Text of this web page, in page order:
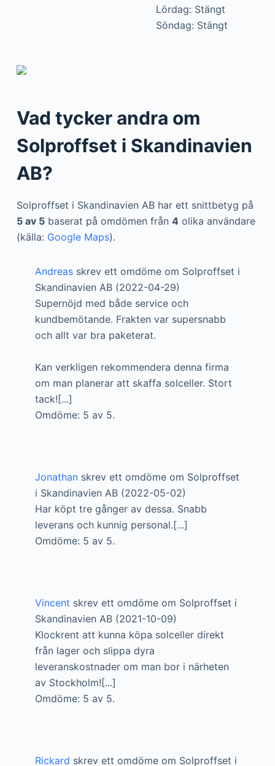
Lördag: Stängt
Söndag: Stängt
Vad tycker andra om
Solproffset i Skandinavien
AB?
Solproffset i Skandinavien AB har ett snittbetyg på
5 av 5baserat på omdömen från 4olika användare
(källa: Google Maps).
Andreasskrev ett omdöme om Solproffset i
Skandinavien AB (2022-04-29)
Supernöjd med både service och
kundbemötande. Frakten var supersnabb
och allt var bra paketerat.
Kan verkligen rekommendera denna firma
om man planerar att skaffa solceller. Stort
tack![...]
Omdöme: 5 av 5.
Jonathanskrev ett omdöme om Solproffset
i Skandinavien AB (2022-05-02)
Har köpt tre gånger av dessa. Snabb
leverans och kunnig personal.[...]
Omdöme: 5 av 5.
Vincent skrev ett omdöme om Solproffset i
Skandinavien AB (2021-10-09)
Klockrent att kunna köpa solceller direkt
från lager och slippa dyra
leveranskostnader om man bor i närheten
av Stockholm![...]
Omdöme: 5 av 5.
Rickard skrev ett omdöme om Solproffset i